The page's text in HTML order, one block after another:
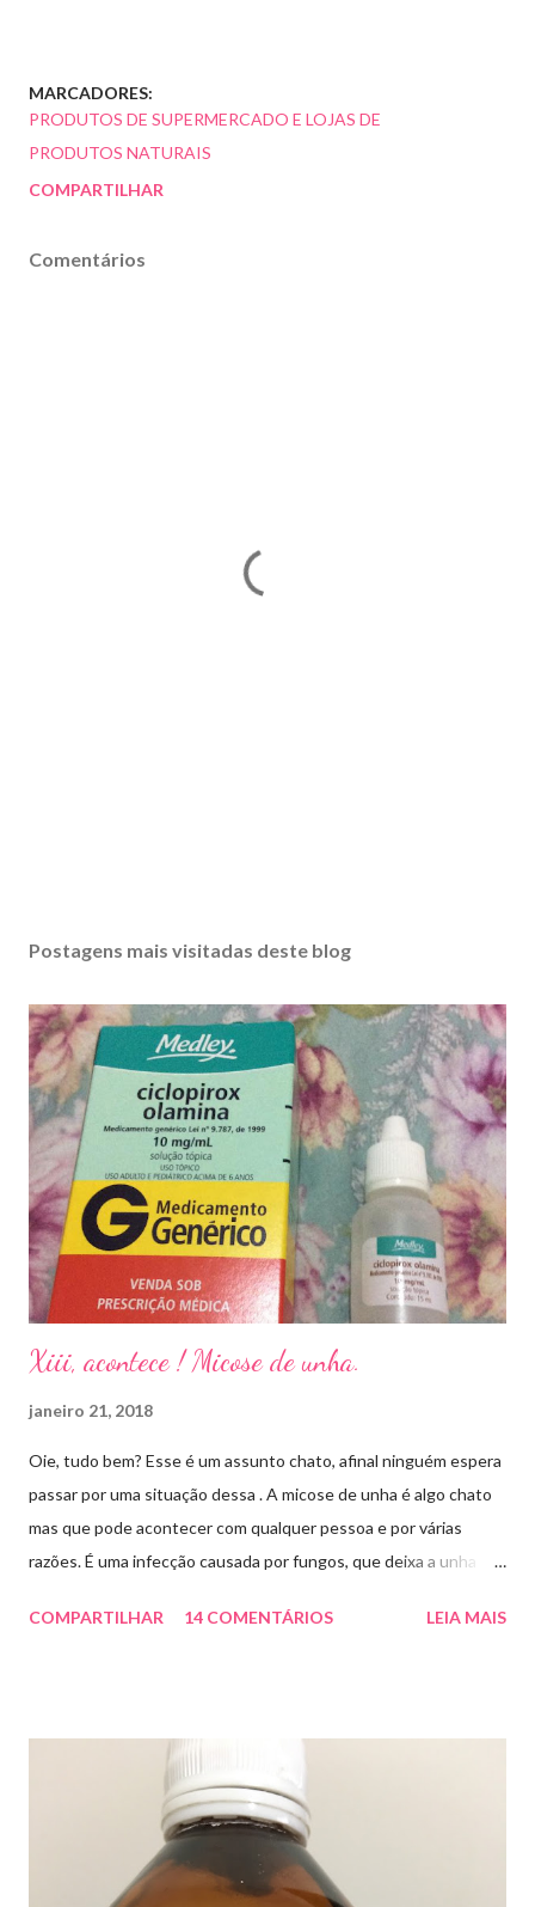
MARCADORES:
PRODUTOS DE SUPERMERCADO E LOJAS DE
PRODUTOS NATURAIS
COMPARTILHAR
Comentários
Postagens mais visitadas deste blog
Xiii, acontece ! Micose de unha.
janeiro 21, 2018
Oie, tudo bem? Esse é um assunto chato, afinal ninguém espera
passar por uma situação dessa . A micose de unha é algo chato
mas que pode acontecer com qualquer pessoa e por várias
razões. É uma infecção causada por fungos, que deixa a unha
descolar da pele. As causas mais comuns dessas micoses é por
micose de unha é feito com esmaltes antifúngicos ou remédios
orais ,ou para aplicação local receitados pelo dermatologista. O
tempo para tratamento pode variar de 06 meses a um ano. Para
quem prefere tratamentos caseiros , pode aplicar óleo de cravo
duas vezes ao dia. Eu já passei por isso, pelo uso de muito
COMPARTILHAR 14 COMENTÁRIOS LEIA MAIS